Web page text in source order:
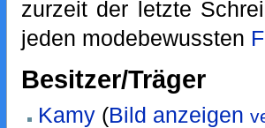
zurzeit der letzte
jeden modebewussten
Besitzer/Träger
Kamy(Bild anzeigen